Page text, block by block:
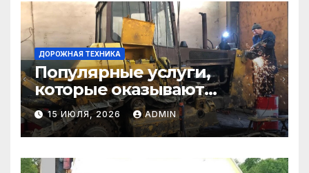
ДОРОЖНАЯ ТЕХНИКА
Популярные услуги,
которые оказывают
самосвалы в строительстве
и логистике
15 ИЮЛЯ, 2026 ADMIN